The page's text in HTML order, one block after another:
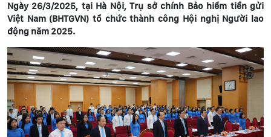
Ngày 26/3/2025, tại Hà Nội, Trụ sở chính Bảo hiểm tiền gửi
Việt Nam (BHTGVN) tổ chức thành công Hội nghị Người lao
động năm 2025.